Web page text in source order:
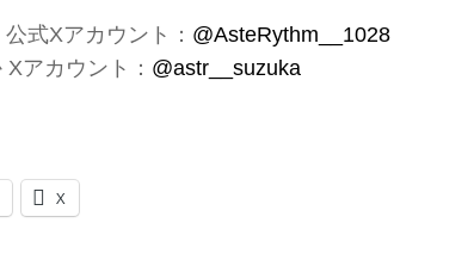
式Xアカウント： @AsteRythm__1028
Xアカウント： @astr__suzuka
X